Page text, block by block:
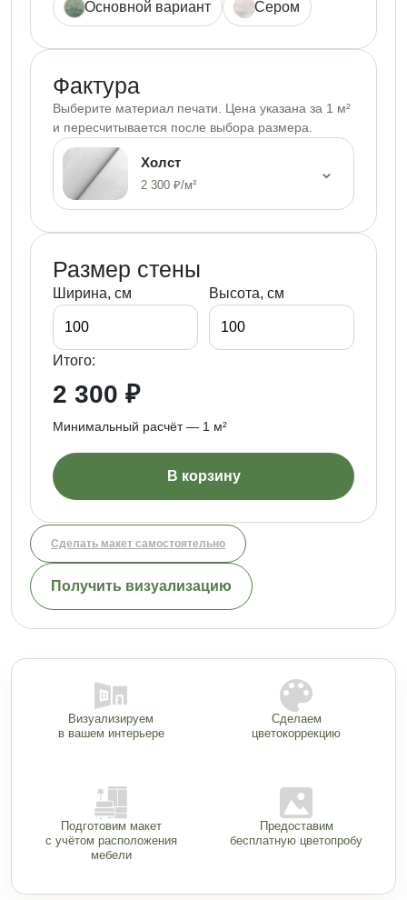
Основной вариант Сером
Фактура
Выберите материал печати. Цена указана за 1 м²
и пересчитывается после выбора размера.
Холст
2 300 ₽/м²
⌄
Размер стены
Ширина, см Высота, см
Итого:
2 300 ₽
Минимальный расчёт — 1 м²
В корзину
Сделать макет самостоятельно
Получить визуализацию
Визуализируем
в вашем интерьере
Подготовим макет
с учётом расположения
мебели
Сделаем
цветокоррекцию
Предоставим
бесплатную цветопробу